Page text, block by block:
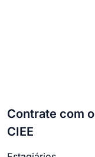
Contrate com o
CIEE